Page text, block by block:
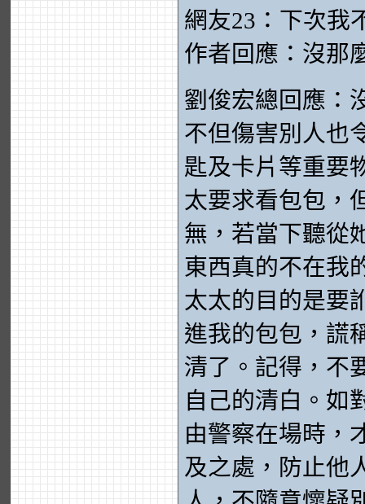
網友23：下次我
作者回應：沒那
劉俊宏總回應：
不但傷害別人也
匙及卡片等重要
太要求看包包，
無，若當下聽從
東西真的不在我
太太的目的是要
進我的包包，謊
清了。記得，不
自己的清白。如
由警察在場時，
及之處，防止他